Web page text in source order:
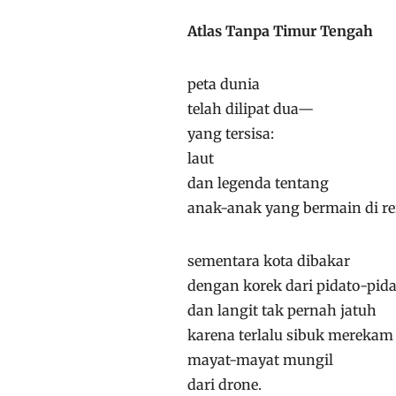
Atlas Tanpa Timur Tengah
peta dunia
telah dilipat dua—
yang tersisa:
laut
dan legenda tentang
anak-anak yang bermain di
sementara kota dibakar
dengan korek dari pidato-
dan langit tak pernah jatuh
karena terlalu sibuk merekam
mayat-mayat mungil
dari drone.